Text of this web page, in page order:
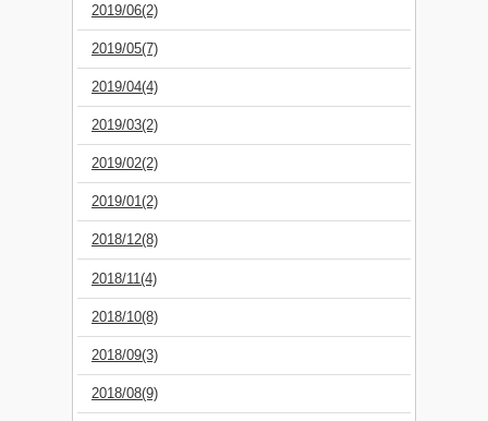
2019/06(2)
2019/05(7)
2019/04(4)
2019/03(2)
2019/02(2)
2019/01(2)
2018/12(8)
2018/11(4)
2018/10(8)
2018/09(3)
2018/08(9)